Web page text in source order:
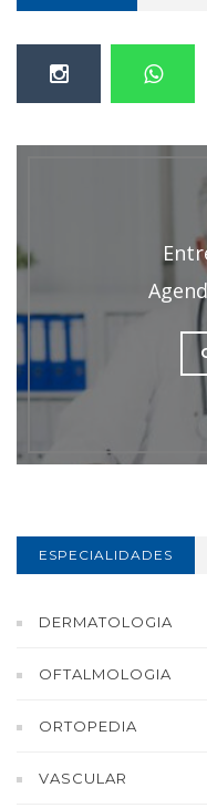
ESPECIALIDADES
DERMATOLOGIA
OFTALMOLOGIA
ORTOPEDIA
VASCULAR